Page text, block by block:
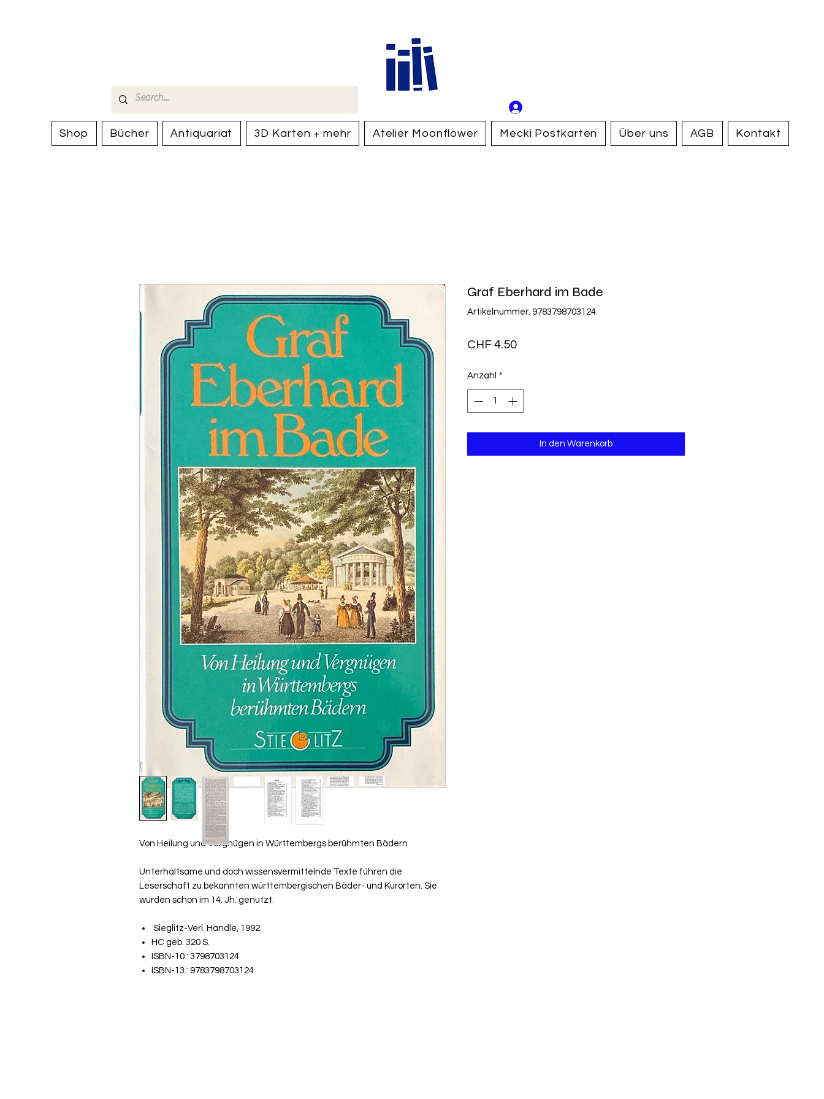
Shop Bücher Antiquariat 3D Karten + mehr Atelier Moonflower Mecki Postkarten Über uns AGB Kontakt
Von Heilung und Vergnügen in Württembergs berühmten Bädern
Unterhaltsame und doch wissensvermittelnde Texte führen die
Leserschaft zu bekannten württembergischen Bäder- und Kurorten. Sie
wurden schon im 14. Jh. genutzt.
Sieglitz-Verl. Händle, 1992
HC geb. 320 S.
ISBN-10 : 3798703124
ISBN-13 : 9783798703124
Graf Eberhard im Bade
Artikelnummer: 9783798703124
CHF 4.50Preis
Anzahl *
In den Warenkorb